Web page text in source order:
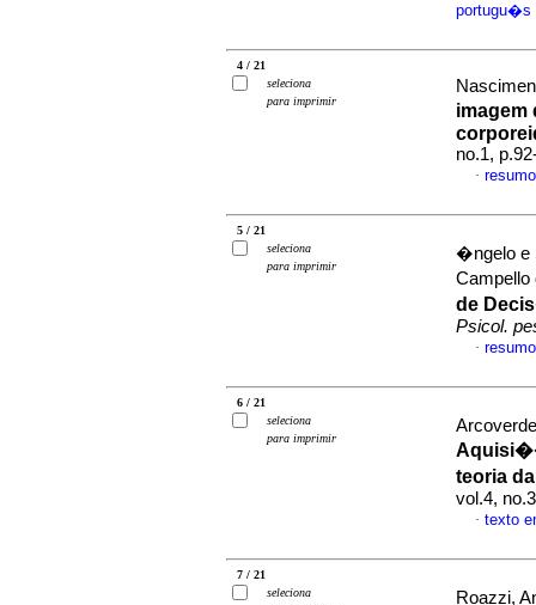
portugu�s
4 / 21
seleciona
para imprimir
imagem
no.1,
·
5 / 21
seleciona
para imprimir
�ngelo e
de
Psicol.
·
6 / 21
seleciona
para imprimir
teoria
vol.4,
· texto
7 / 21
seleciona
Roazzi,